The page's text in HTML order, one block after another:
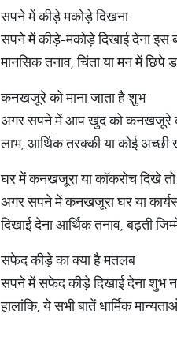
सपने में कीड़े.मकोड़े दिखना
सपने में कीड़े-मकोड़े दिखाई देना इस
मानसिक तनाव, चिंता या मन में छिपे
कनखजूरे को माना जाता है शुभ
अगर सपने में आप खुद को कनखजूरे को
लाभ, आर्थिक तरक्की या कोई
घर में कनखजूरा या कॉकरोच दिखे
अगर सपने में कनखजूरा घर या
दिखाई देना आर्थिक तनाव, बढ़ती
सफेद कीड़े का क्या है मतलब
सपने में सफेद कीड़े दिखाई देना शुभ
हालांकि, ये सभी बातें धार्मिक